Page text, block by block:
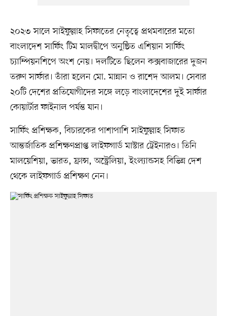
২০২৩ সালে সাইফুল্লাহ সিফাতের নেতৃত্বে প্রথমবারের মতো
বাংলাদেশ সার্ফিং টিম মালদ্বীপে অনুষ্ঠিত এশিয়ান সার্ফিং
চ্যাম্পিয়নশিপে অংশ নেয়। দলটিতে ছিলেন কক্সবাজারের দুজন
তরুণ সার্ফার। তাঁরা হলেন মো. মান্নান ও রাশেদ আলম। সেবার
২০টি দেশের প্রতিযোগীদের সঙ্গে লড়ে বাংলাদেশের দুই সার্ফার
কোয়ার্টার ফাইনাল পর্যন্ত যান।
সার্ফিং প্রশিক্ষক, বিচারকের পাশাপাশি সাইফুল্লাহ সিফাত
আন্তর্জাতিক প্রশিক্ষণপ্রাপ্ত লাইফগার্ড মাস্টার ট্রেইনারও। তিনি
মালয়েশিয়া, ভারত, ফ্রান্স, অস্ট্রেলিয়া, ইংল্যান্ডসহ বিভিন্ন দেশ
থেকে লাইফগার্ড প্রশিক্ষণ নেন।